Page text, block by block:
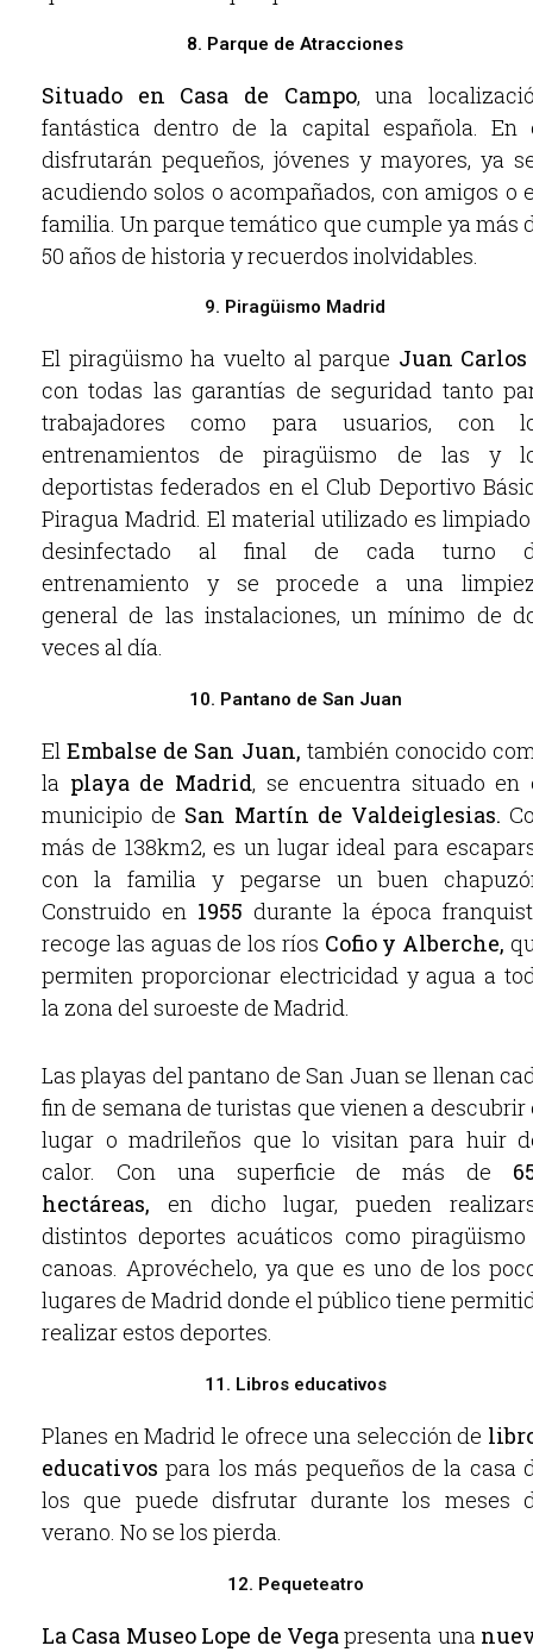
8. Parque de Atracciones
Situado en Casa de Campo, una
fantástica dentro de la capital española. En
disfrutarán pequeños, jóvenes y mayores, ya
acudiendo solos o acompañados, con amigos o
familia. Un parque temático que cumple ya más
50 años de historia y recuerdos inolvidables.
9. Piragüismo Madrid
El piragüismo ha vuelto al parque Juan
con todas las garantías de seguridad tanto
trabajadores como para usuarios, con
entrenamientos de piragüismo de las y
deportistas federados en el Club Deportivo
Piragua Madrid. El material utilizado es
desinfectado al final de cada turno
entrenamiento y se procede a una
general de las instalaciones, un mínimo de
veces al día.
10. Pantano de San Juan
ElEmbalse de San Juan, también conocido
la playa de Madrid, se encuentra situado en
municipio de San Martín de Valdeiglesias.
más de 138km2, es un lugar ideal para
con la familia y pegarse un buen
Construido en 1955 durante la época
recoge las aguas de los ríos Cofio y Alberche,
permiten proporcionar electricidad y agua a
la zona del suroeste de Madrid.
Las playas del pantano de San Juan se llenan
fin de semana de turistas que vienen a descubrir
lugar o madrileños que lo visitan para huir
calor. Con una superficie de más de
hectáreas, en dicho lugar, pueden
distintos deportes acuáticos como
canoas. Aprovéchelo, ya que es uno de los
lugares de Madrid donde el público tiene
realizar estos deportes.
11. Libros educativos
Planes en Madrid le ofrece una selección de
educativos para los más pequeños de la casa
los que puede disfrutar durante los meses
verano. No se los pierda.
12. Pequeteatro
La Casa Museo Lope de Vegapresenta una